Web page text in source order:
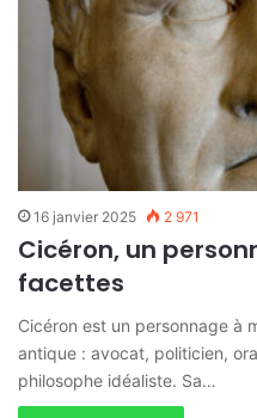
16 janvier 2025 2 971
Cicéron, un
facettes
Cicéron est un personnage à
antique : avocat, politicien,
philosophe idéaliste. Sa…